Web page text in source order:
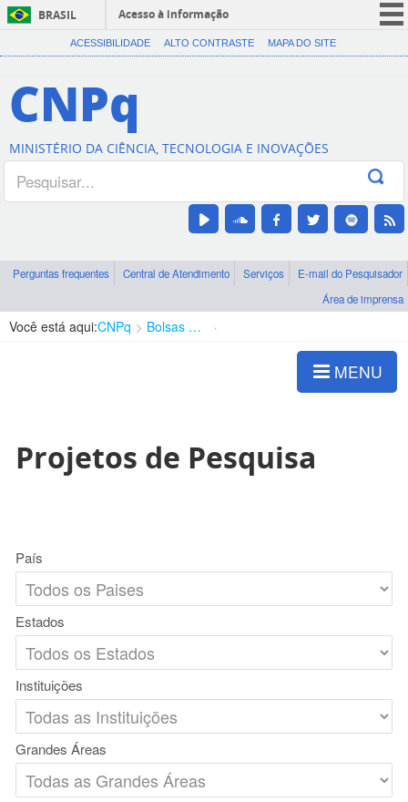
BRASIL
Acesso à informação
CORONAVÍRUS (COVID-19)
Canais
ACESSIBILIDADE ALTO CONTRASTE MAPA DO SITE
CNPq
MINISTÉRIO DA CIÊNCIA, TECNOLOGIA E INOVAÇÕES
Perguntas frequentes Central de Atendimento Serviços
E-mail do Pesquisador
Área de imprensa
Você está aqui:CNPq Bolsas e Auxílios Vigentes
MENU
Projetos de Pesquisa
País
Estados
Instituições
Grandes Áreas